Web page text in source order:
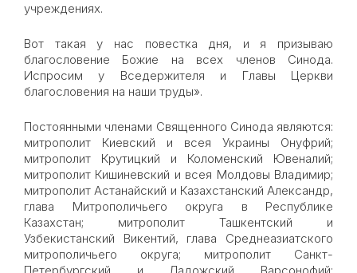
учреждениях.
Вот такая у нас повестка дня, и я призываю
благословение Божие на всех членов Синода.
Испросим у Вседержителя и Главы Церкви
благословения на наши труды».
Постоянными членами Священного Синода являются:
митрополит Киевский и всея Украины Онуфрий;
митрополит Крутицкий и Коломенский Ювеналий;
митрополит Кишиневский и всея Молдовы Владимир;
митрополит Астанайский и Казахстанский Александр,
глава Митрополичьего округа в Республике
Казахстан; митрополит Ташкентский и
Узбекистанский Викентий, глава Среднеазиатского
митрополичьего округа; митрополит Санкт-